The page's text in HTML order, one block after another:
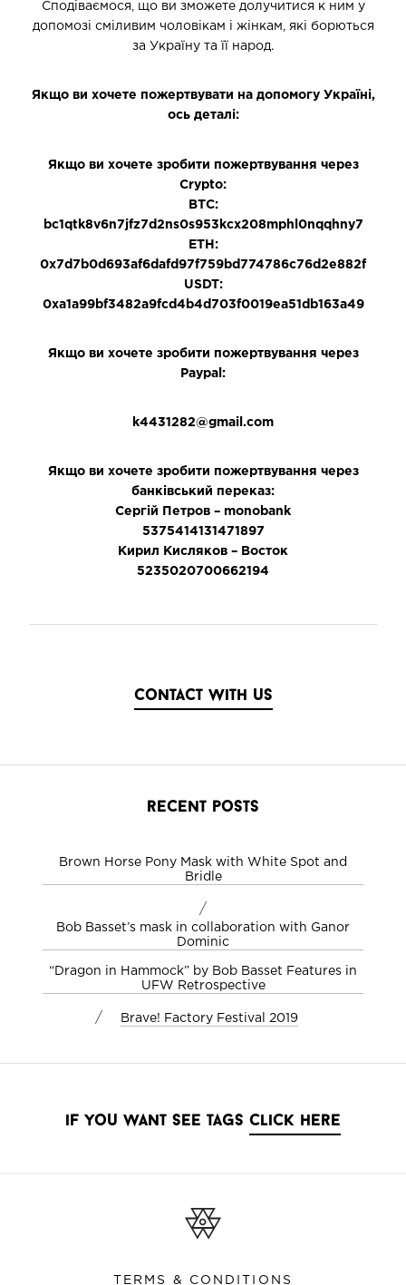
Сподіваємося, що ви зможете долучитися к ним у
допомозі сміливим чоловікам і жінкам, які борються
за Україну та її народ.
Якщо ви хочете пожертвувати на допомогу Україні,
ось деталі:
Якщо ви хочете зробити пожертвування через
Crypto:
BTC:
bc1qtk8v6n7jfz7d2ns0s953kcx208mphl0nqqhny7
ETH:
0x7d7b0d693af6dafd97f759bd774786c76d2e882f
USDT:
0xa1a99bf3482a9fcd4b4d703f0019ea51db163a49
Якщо ви хочете зробити пожертвування через
Paypal:
k4431282@gmail.com
Якщо ви хочете зробити пожертвування через
банківський переказ:
Сергій Петров – monobank
5375414131471897
Кирил Кисляков – Восток
5235020700662194
contact with us
recent posts
Brown Horse Pony Mask with White Spot and
Bridle
/
Bob Basset’s mask in collaboration with Ganor
Dominic
“Dragon in Hammock” by Bob Basset Features in
UFW Retrospective
/ Brave! Factory Festival 2019
if you want see tags click here
TERMS & CONDITIONS